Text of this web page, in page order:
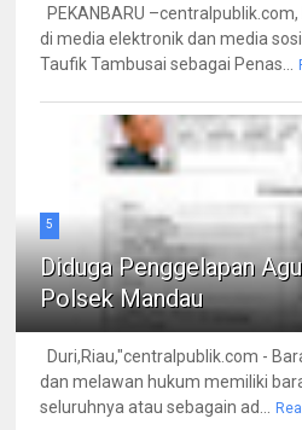
PEKANBARU
di media elektronik dan media
Taufik Tambusai sebagai Penas...
5
Diduga Penggelapan
Polsek Mandau
Duri,Riau,"centralpublik.com -
dan melawan hukum memiliki
seluruhnya atau sebagain ad...